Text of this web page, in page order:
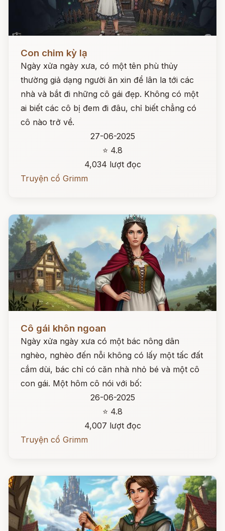
Con chim kỳ lạ
Ngày xửa ngày xưa, có một tên phù thủy
thường giả dạng người ăn xin để lân la tới các
nhà và bắt đi những cô gái đẹp. Không có một
ai biết các cô bị đem đi đâu, chỉ biết chẳng có
cô nào trở về.
27-06-2025
⭐ 4.8
4,034 lượt đọc
Truyện cổ Grimm
Cô gái khôn ngoan
Ngày xửa ngày xưa có một bác nông dân
nghèo, nghèo đến nỗi không có lấy một tấc đất
cắm dùi, bác chỉ có căn nhà nhỏ bé và một cô
con gái. Một hôm cô nói với bố:
26-06-2025
⭐ 4.8
4,007 lượt đọc
Truyện cổ Grimm